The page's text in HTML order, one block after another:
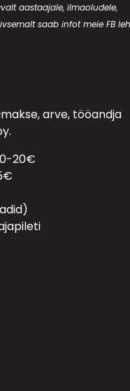
aastaajale, ilmaoludele,
saab infot meie FB
arve, tööandja
20€